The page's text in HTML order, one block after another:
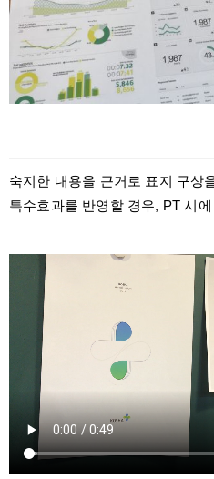
숙지한 내용을 근거로 표지 구상
특수효과를 반영할 경우, PT 시